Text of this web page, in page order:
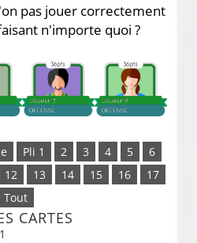
pas jouer correctement
n'importe quoi ?
Pli 1 2 3 4 5
6
12 13 14 15 16
17
Tout
CARTES